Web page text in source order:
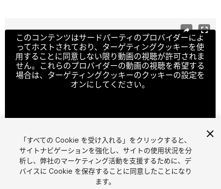
このコンテンツはサードパーティのプロバイダーによ
ってホストされており、ターゲティングクッキーを使
用することに同意しない限り動画の視聴が許可されま
せん。これらのプロバイダーの動画の視聴を希望する
場合は、ターゲティングクッキーのクッキーの設定を
オンにしてください。
1 /6
「すべての Cookie を受け入れる」をクリックすると、
サイトナビゲーションを強化し、サイトの使用状況を分
析し、弊社のマーケティング活動を支援するために、デ
バイスに Cookie を保存することに同意したことになり
ます。